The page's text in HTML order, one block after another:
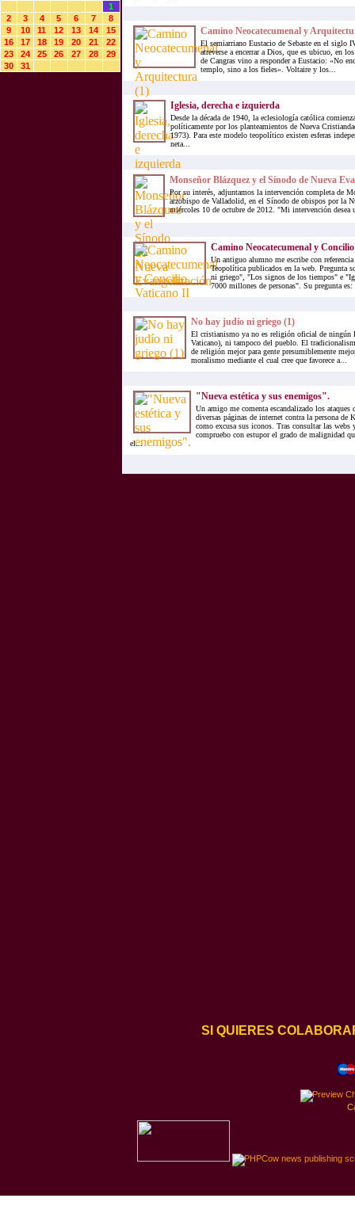
1
2
3 4 5 6 7
8
9
10 11 12 13 14
15
16
17 18 19 20 21
22
23
24 25 26 27 28
29
30
31
Camino Neocatecumenal y
El semiarriano Eustacio de Sebaste en el siglo
atreverse a encerrar a Dios, que es ubicuo, en
de Cangras vino a responder a Eustacio: «No
templo, sino a los fieles». Voltaire y los...
Iglesia, derecha e izquierda
Desde la década de 1940, la eclesiología católica
políticamente por los planteamientos de Nueva
1973). Para este modelo teopolítico existen esferas
neta...
Monseñor Blázquez y el Sínodo de Nueva
Por su interés, adjuntamos la intervención completa de
arzobispo de Valladolid, en el Sínodo de obispos por la
miércoles 10 de octubre de 2012. "Mi intervención desea
Camino Neocatecumenal y
Un antiguo alumno me escribe con
Teopolítica publicados en la web. Pregunta
ni griego", "Los signos de los tiempos" e
7000 millones de personas". Su pregunta es:
No hay judío ni griego (1)
El cristianismo ya no es religión oficial de ningún
Vaticano), ni tampoco del pueblo. El
de religión mejor para gente presumiblemente
moralismo mediante el cual cree que favorece a...
"Nueva estética y sus enemigos".
Un amigo me comenta escandalizado los ataques
diversas páginas de internet contra la persona de
como excusa sus iconos. Tras consultar las
compruebo con estupor el grado de malignidad
el...
SI QUIERES